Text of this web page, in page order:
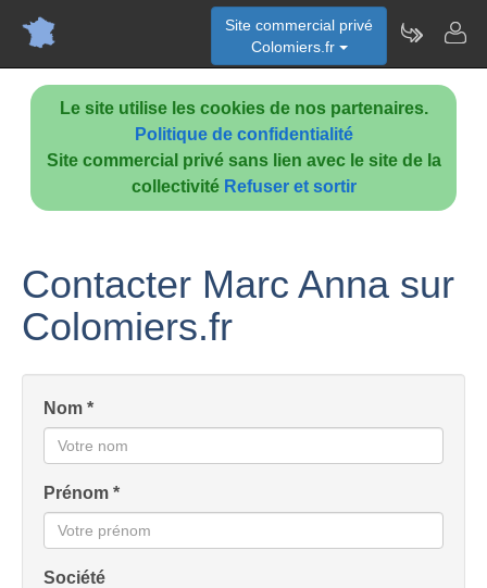
Le site utilise les cookies de nos partenaires.
Politique de confidentialité
Site commercial privé sans lien avec le site de la
collectivité Refuser et sortir
Site commercial privé
Colomiers.fr
Contacter Marc Anna sur
Colomiers.fr
Nom *
Prénom *
Société